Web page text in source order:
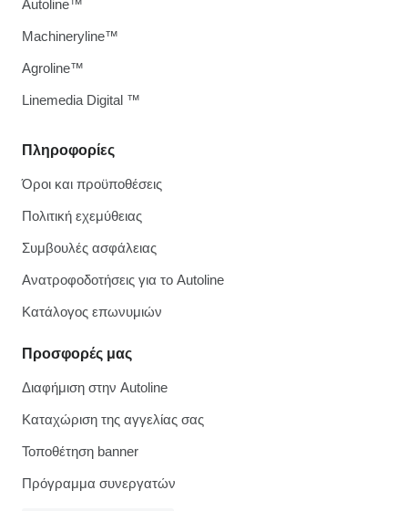
Πληροφορίες
Όροι και προϋποθέσεις
Πολιτική εχεμύθειας
Συμβουλές ασφάλειας
Ανατροφοδοτήσεις για το Autoline
Κατάλογος επωνυμιών
Προσφορές μας
Διαφήμιση στην Autoline
Καταχώριση της αγγελίας σας
Τοποθέτηση banner
Πρόγραμμα συνεργατών
Autoline™
Machineryline™
Agroline™
Linemedia Digital ™